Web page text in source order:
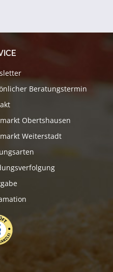
Beratungstermin
Obertshausen
Weiterstadt